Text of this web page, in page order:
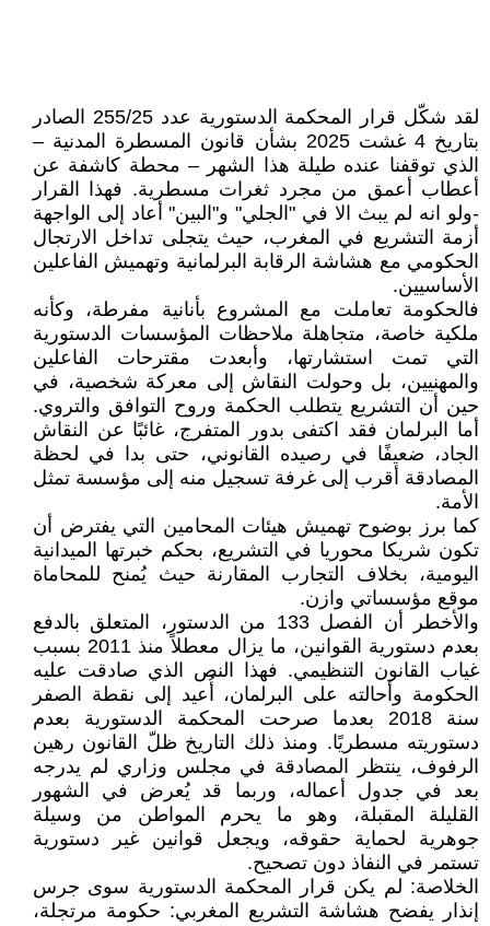
لقد شكّل قرار المحكمة الدستورية عدد 255/25 الصادر
بتاريخ 4 غشت 2025 بشأن قانون المسطرة المدنية –
الذي توقفنا عنده طيلة هذا الشهر – محطة كاشفة عن
أعطاب أعمق من مجرد ثغرات مسطرية. فهذا القرار
-ولو انه لم يبث الا في "الجلي" و"البين" أعاد إلى الواجهة
أزمة التشريع في المغرب، حيث يتجلى تداخل الارتجال
الحكومي مع هشاشة الرقابة البرلمانية وتهميش الفاعلين
الأساسيين.
فالحكومة تعاملت مع المشروع بأنانية مفرطة، وكأنه
ملكية خاصة، متجاهلة ملاحظات المؤسسات الدستورية
التي تمت استشارتها، وأبعدت مقترحات الفاعلين
والمهنيين، بل وحولت النقاش إلى معركة شخصية، في
حين أن التشريع يتطلب الحكمة وروح التوافق والتروي.
أما البرلمان فقد اكتفى بدور المتفرج، غائبًا عن النقاش
الجاد، ضعيفًا في رصيده القانوني، حتى بدا في لحظة
المصادقة أقرب إلى غرفة تسجيل منه إلى مؤسسة تمثل
الأمة.
كما برز بوضوح تهميش هيئات المحامين التي يفترض أن
تكون شريكا محوريا في التشريع، بحكم خبرتها الميدانية
اليومية، بخلاف التجارب المقارنة حيث يُمنح للمحاماة
موقع مؤسساتي وازن.
والأخطر أن الفصل 133 من الدستور، المتعلق بالدفع
بعدم دستورية القوانين، ما يزال معطلاً منذ 2011 بسبب
غياب القانون التنظيمي. فهذا النص الذي صادقت عليه
الحكومة وأحالته على البرلمان، أُعيد إلى نقطة الصفر
سنة 2018 بعدما صرحت المحكمة الدستورية بعدم
دستوريته مسطريًا. ومنذ ذلك التاريخ ظلّ القانون رهين
الرفوف، ينتظر المصادقة في مجلس وزاري لم يدرجه
بعد في جدول أعماله، وربما قد يُعرض في الشهور
القليلة المقبلة، وهو ما يحرم المواطن من وسيلة
جوهرية لحماية حقوقه، ويجعل قوانين غير دستورية
تستمر في النفاذ دون تصحيح.
الخلاصة: لم يكن قرار المحكمة الدستورية سوى جرس
إنذار يفضح هشاشة التشريع المغربي: حكومة مرتجلة،